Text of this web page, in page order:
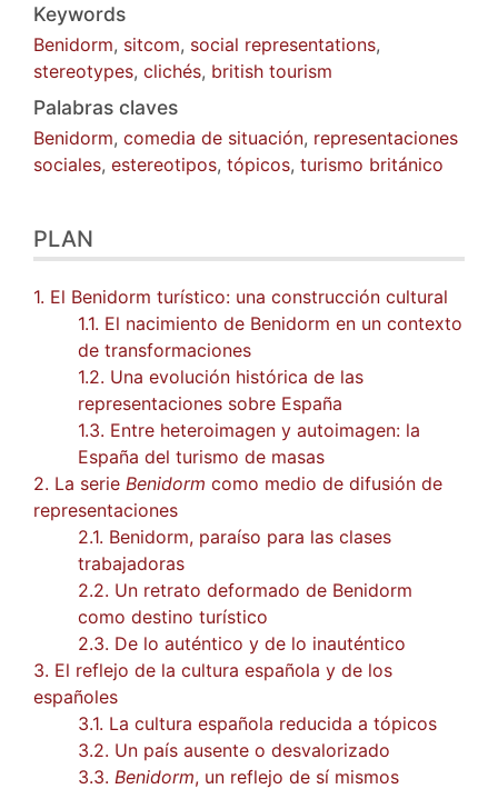
Keywords
Benidorm, sitcom, social representations,
stereotypes, clichés, british tourism
Palabras claves
Benidorm, comedia de situación, representaciones
sociales, estereotipos, tópicos, turismo británico
PLAN
1. El Benidorm turístico: una construcción cultural
1.1. El nacimiento de Benidorm en un contexto
de transformaciones
1.2. Una evolución histórica de las
representaciones sobre España
1.3. Entre heteroimagen y autoimagen: la
España del turismo de masas
2. La serie Benidorm como medio de difusión de
representaciones
2.1. Benidorm, paraíso para las clases
trabajadoras
2.2. Un retrato deformado de Benidorm
como destino turístico
2.3. De lo auténtico y de lo inauténtico
3. El reflejo de la cultura española y de los
españoles
3.1. La cultura española reducida a tópicos
3.2. Un país ausente o desvalorizado
3.3. Benidorm, un reflejo de sí mismos